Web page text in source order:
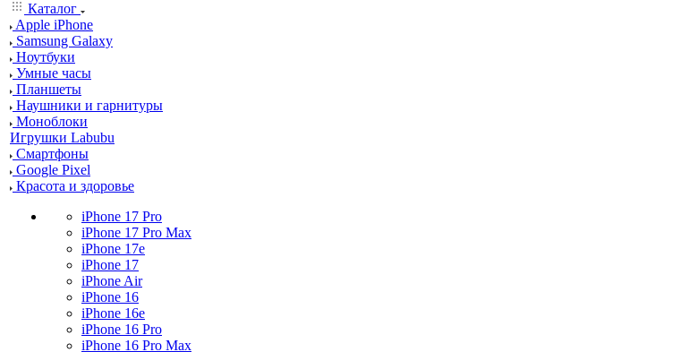
Каталог
Apple iPhone
Samsung Galaxy
Ноутбуки
Умные часы
Планшеты
Наушники и гарнитуры
Моноблоки
Игрушки Labubu
Смартфоны
Google Pixel
Красота и здоровье
iPhone 17 Pro
iPhone 17 Pro Max
iPhone 17e
iPhone 17
iPhone Air
iPhone 16
iPhone 16e
iPhone 16 Pro
iPhone 16 Pro Max